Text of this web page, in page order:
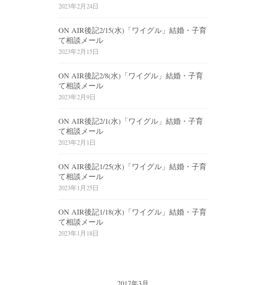
2023年2月24日
ON AIR後記2/15(水)「ワイグル」結婚・子育
て相談メール
2023年2月15日
ON AIR後記2/8(水)「ワイグル」結婚・子育
て相談メール
2023年2月9日
ON AIR後記2/1(水)「ワイグル」結婚・子育
て相談メール
2023年2月1日
ON AIR後記1/25(水)「ワイグル」結婚・子育
て相談メール
2023年1月25日
ON AIR後記1/18(水)「ワイグル」結婚・子育
て相談メール
2023年1月18日